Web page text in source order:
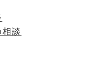
相談